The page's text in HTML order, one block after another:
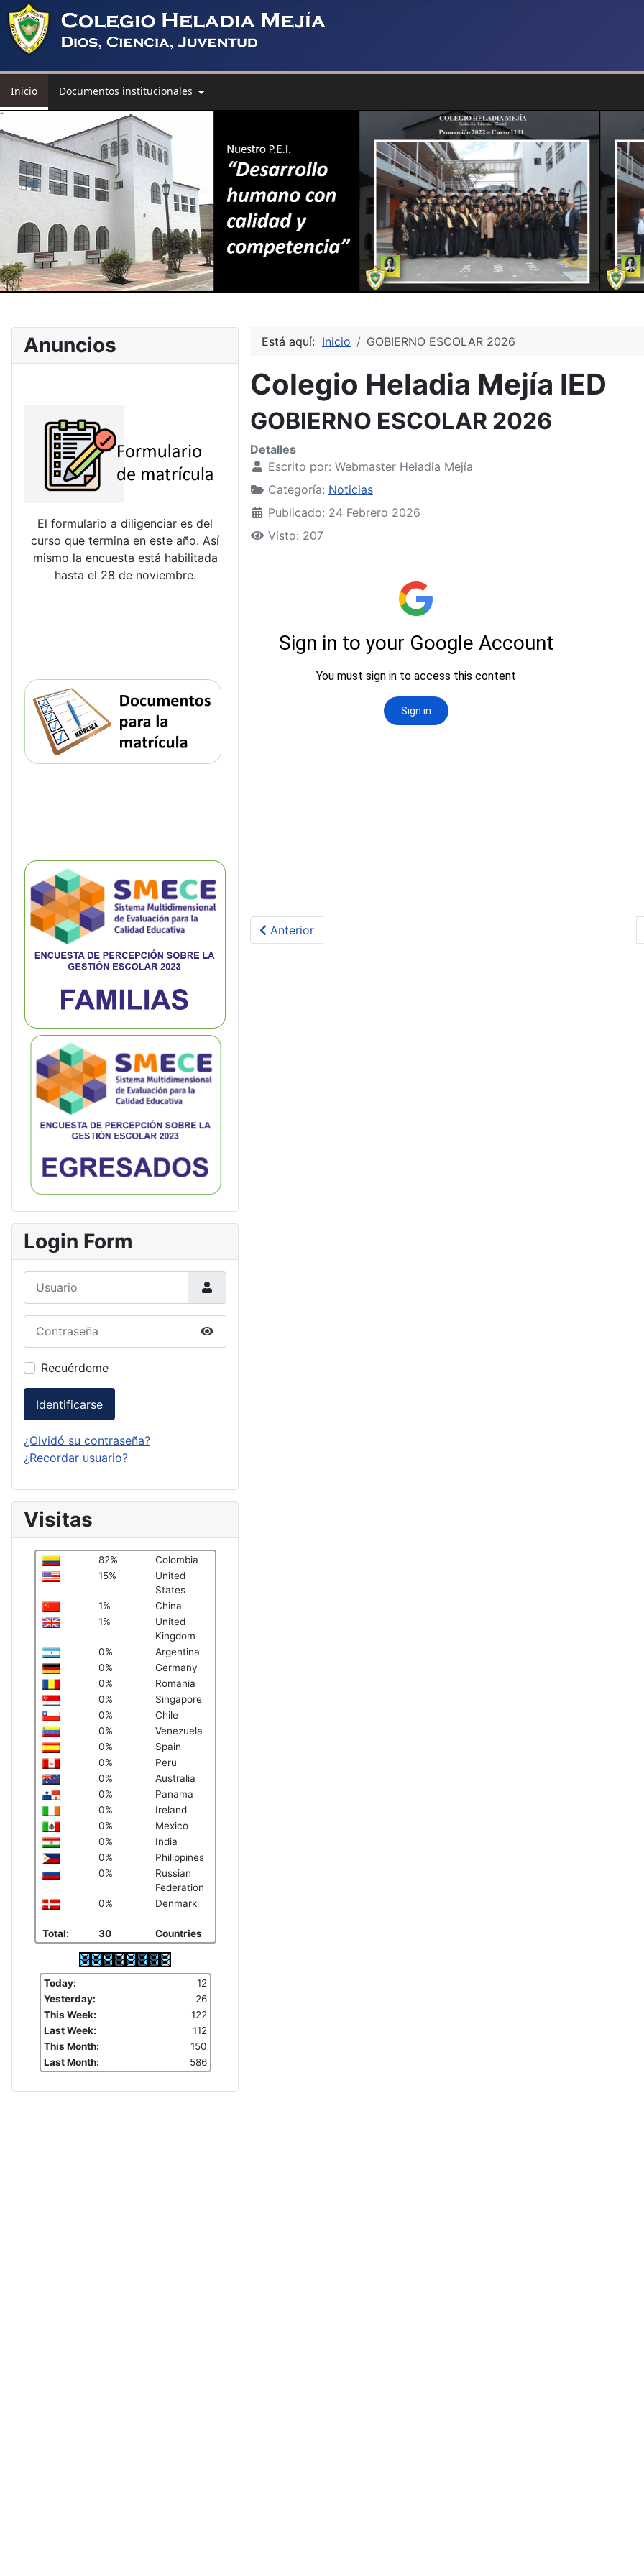
Inicio Documentos institucionales
Anuncios
El formulario a diligenciar es del
curso que termina en este año. Así
mismo la encuesta está habilitada
hasta el 28 de noviembre.
Login Form
Mostrar contraseña
Recuérdeme
Identificarse
¿Olvidó su contraseña?
¿Recordar usuario?
Visitas
82%
Colombia
15%
United
States
1%
China
1%
United
Kingdom
0%
Argentina
0%
Germany
0%
Romania
0%
Singapore
0%
Chile
0%
Venezuela
0%
Spain
0%
Peru
0%
Australia
0%
Panama
0%
Ireland
0%
Mexico
0%
India
0%
Philippines
0%
Russian
Federation
0%
Denmark
Total: 30 Countries
Today:
12
Yesterday:
26
This Week:
122
Last Week:
112
This Month:
150
Last Month:
586
Está aquí: Inicio GOBIERNO ESCOLAR 2026
Colegio Heladia Mejía IED
GOBIERNO ESCOLAR 2026
Detalles
Escrito por: Webmaster Heladia Mejía
Categoría: Noticias
Publicado: 24 Febrero 2026
Visto: 207
Artículo anterior: RENDICIÓN DE CUENTAS 2025
Anterior